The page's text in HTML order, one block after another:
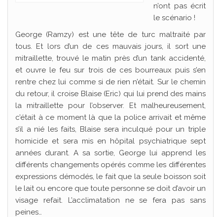
n’ont pas écrit
le scénario !
George (Ramzy) est une tête de turc maltraité par
tous. Et lors d’un de ces mauvais jours, il sort une
mitraillette, trouvé le matin près d’un tank accidenté,
et ouvre le feu sur trois de ces bourreaux puis s’en
rentre chez lui comme si de rien n’était. Sur le chemin
du retour, il croise Blaise (Eric) qui lui prend des mains
la mitraillette pour l’observer. Et malheureusement,
c’était à ce moment là que la police arrivait et même
s’il a nié les faits, Blaise sera inculqué pour un triple
homicide et sera mis en hôpital psychiatrique sept
années durant. A sa sortie, George lui apprend les
différents changements opérés comme les différentes
expressions démodés, le fait que la seule boisson soit
le lait ou encore que toute personne se doit d’avoir un
visage refait. L’acclimatation ne se fera pas sans
peines…